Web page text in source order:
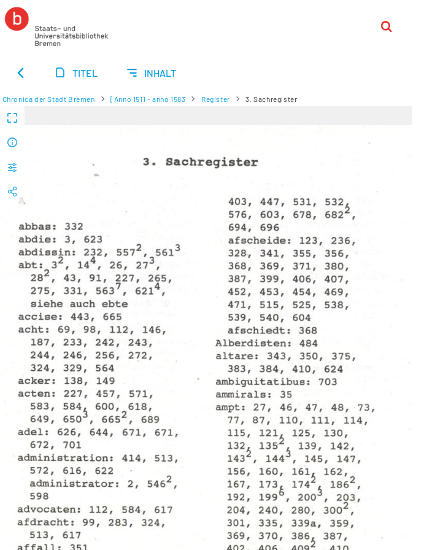
TITEL INHALT
Chronica der Stadt Bremen [Anno 1511 - anno 1583 Register 3. Sachregister